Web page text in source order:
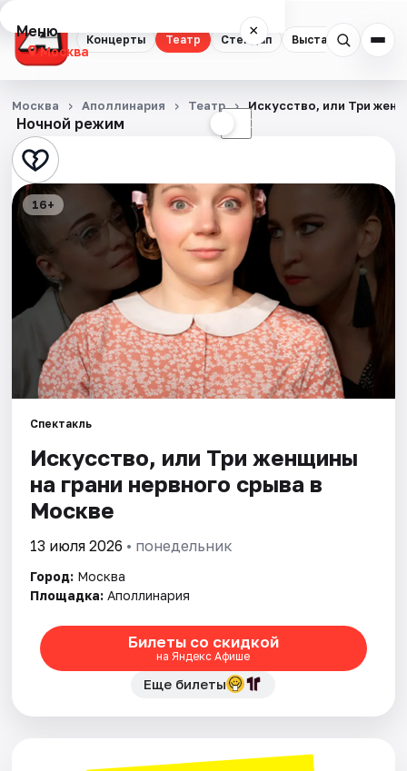
Концерты Театр Стендап Выставки
Меню ×
Москва
Концерты
Театр
Стендап
Выставки
Квесты
Экскурсии
Спорт
События
Города
Площадки
Артисты
Рейтинги
Ночной режим ☾
Москва Аполлинария Театр Искусство, или Три
16+
Спектакль
Искусство, или Три женщины
на грани нервного срыва в
Москве
13 июля 2026 • понедельник
Город: Москва
Площадка: Аполлинария
Билеты со скидкой
на Яндекс Афише
Еще билеты